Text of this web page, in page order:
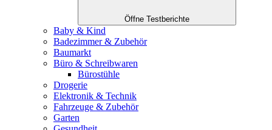
Öffne Testberichte
Baby & Kind
Badezimmer & Zubehör
Baumarkt
Büro & Schreibwaren
Bürostühle
Drogerie
Elektronik & Technik
Fahrzeuge & Zubehör
Garten